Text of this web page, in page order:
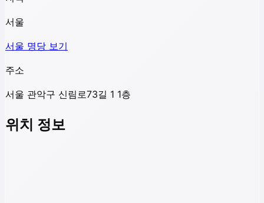
서울
서울 명당 보기
주소
서울 관악구 신림로73길 1 1층
위치 정보